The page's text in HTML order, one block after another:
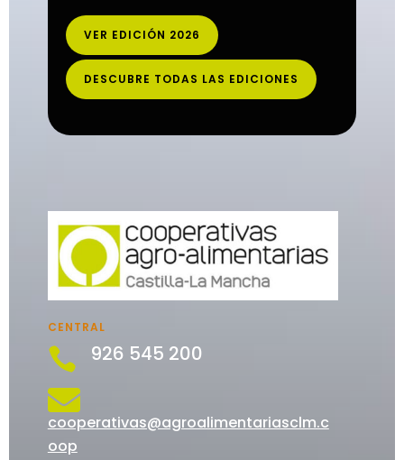
VER EDICIÓN 2026
DESCUBRE TODAS LAS EDICIONES
CENTRAL
 926 545 200

cooperativas@agroalimentariasclm.c
oop